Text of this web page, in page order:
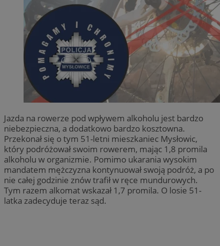
Jazda na rowerze pod wpływem alkoholu jest bardzo
niebezpieczna, a dodatkowo bardzo kosztowna.
Przekonał się o tym 51-letni mieszkaniec Mysłowic,
który podróżował swoim rowerem, mając 1,8 promila
alkoholu w organizmie. Pomimo ukarania wysokim
mandatem mężczyzna kontynuował swoją podróż, a po
nie całej godzinie znów trafił w ręce mundurowych.
Tym razem alkomat wskazał 1,7 promila. O losie 51-
latka zadecyduje teraz sąd.